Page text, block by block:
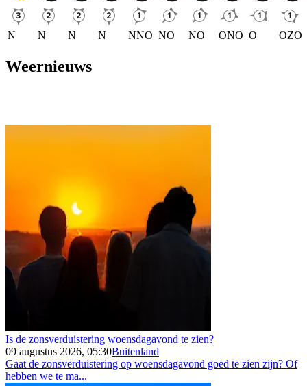
N N N N NNO NO NO ONO O OZO
Weernieuws
Is de zonsverduistering woensdagavond te zien?
09 augustus 2026, 05:30Buitenland
Gaat de zonsverduistering op woensdagavond goed te zien zijn? Of
hebben we te ma...